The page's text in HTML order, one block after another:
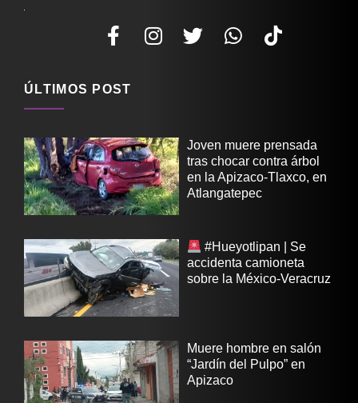
ÚLTIMOS POST
Joven muere prensada
tras chocar contra árbol
en la Apizaco-Tlaxco, en
Atlangatepec
#Hueyotlipan | Se
accidenta camioneta
sobre la México-Veracruz
Muere hombre en salón
“Jardín del Pulpo” en
Apizaco